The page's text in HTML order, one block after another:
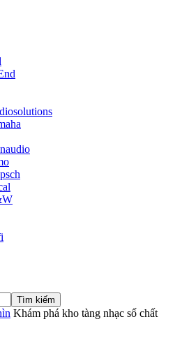
Khám phá kho tàng nhạc số chất